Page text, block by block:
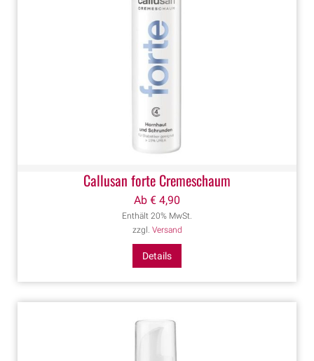
Callusan forte Cremeschaum
Ab € 4,90
Enthält 20% MwSt.
zzgl. Versand
Details